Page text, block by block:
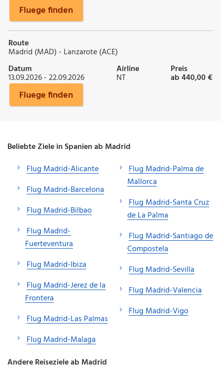
Fluege finden
Route
Madrid (MAD) - Lanzarote (ACE)
Datum
13.09.2026 - 22.09.2026
Airline
NT
Preis
ab 440,00 €
Fluege finden
Beliebte Ziele in Spanien ab Madrid
Flug Madrid-Alicante
Flug Madrid-Barcelona
Flug Madrid-Bilbao
Flug Madrid-
Fuerteventura
Flug Madrid-Ibiza
Flug Madrid-Jerez de la
Frontera
Flug Madrid-Las Palmas
Flug Madrid-Malaga
Flug Madrid-Palma de
Mallorca
Flug Madrid-Santa Cruz
de La Palma
Flug Madrid-Santiago de
Compostela
Flug Madrid-Sevilla
Flug Madrid-Valencia
Flug Madrid-Vigo
Andere Reiseziele ab Madrid